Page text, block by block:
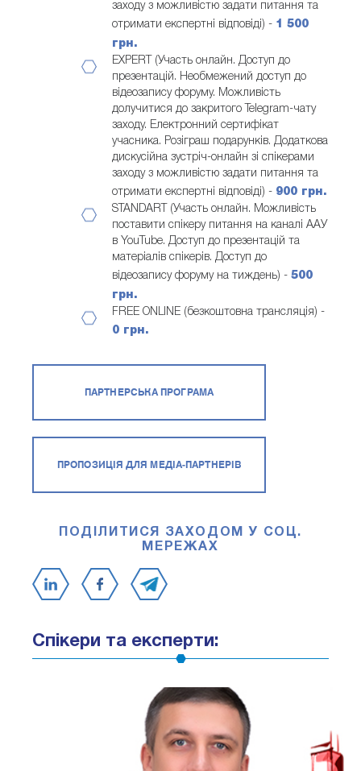
заходу з можливістю задати питання та
отримати експертні відповіді) - 1 500
грн.
EXPERT (Участь онлайн. Доступ до
презентацій. Необмежений доступ до
відеозапису форуму. Можливість
долучитися до закритого Telegram-чату
заходу. Електронний сертифікат
учасника. Розіграш подарунків. Додаткова
дискусійна зустріч-онлайн зі спікерами
заходу з можливістю задати питання та
отримати експертні відповіді) - 900 грн.
STANDART (Участь онлайн. Можливість
поставити спікеру питання на каналі ААУ
в YouTube. Доступ до презентацій та
матеріалів спікерів. Доступ до
відеозапису форуму на тиждень) - 500
грн.
FREE ONLINE (безкоштовна трансляція) -
0 грн.
ПАРТНЕРСЬКА ПРОГРАМА
ПРОПОЗИЦІЯ ДЛЯ МЕДІА-ПАРТНЕРІВ
ПОДІЛИТИСЯ ЗАХОДОМ У СОЦ.
МЕРЕЖАХ
Спікери та експерти: